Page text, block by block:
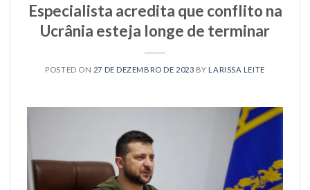
Especialista acredita que conflito na
Ucrânia esteja longe de terminar
POSTED ON 27 DE DEZEMBRO DE 2023 BY LARISSA LEITE